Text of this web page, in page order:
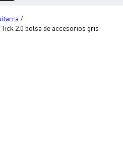
/
2.0 bolsa de accesorios gris